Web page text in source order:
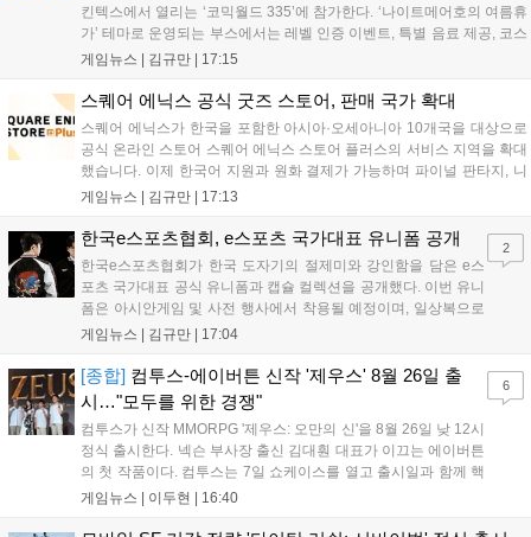
킨텍스에서 열리는 ‘코믹월드 335’에 참가한다. ‘나이트메어호의 여름휴
가’ 테마로 운영되는 부스에서는 레벨 인증 이벤트, 특별 음료 제공, 코스
프레 모델 포토존 등 다채로운 행사가 진행된다. 유명 코스어 7인이 캐릭
세한 정보는 공식 커뮤니티에서 확인 가능하다....
게임뉴스 | 김규만 | 17:15
스퀘어 에닉스 공식 굿즈 스토어, 판매 국가 확대
스퀘어 에닉스가 한국을 포함한 아시아·오세아니아 10개국을 대상으로
공식 온라인 스토어 스퀘어 에닉스 스토어 플러스의 서비스 지역을 확대
했습니다. 이제 한국어 지원과 원화 결제가 가능하며 파이널 판타지, 니
어 등 주요 게임의 피규어, 굿즈를 구매할 수 있습니다. 신상품이 순차적
용 가능합니다....
게임뉴스 | 김규만 | 17:13
한국e스포츠협회, e스포츠 국가대표 유니폼 공개
한국e스포츠협회가 한국 도자기의 절제미와 강인함을 담은 e스
포츠 국가대표 공식 유니폼과 캡슐 컬렉션을 공개했다. 이번 유니
폼은 아시안게임 및 사전 행사에서 착용될 예정이며, 일상복으로
구성된 컬렉션은 오는 8월 28일부터 골스튜디오 공식 홈페이지
서는 대회 규정에 따라 별도의 유니폼을 착용할 계획이다....
게임뉴스 | 김규만 | 17:04
2
[종합] 컴투스-에이버튼 신작 '제우스' 8월 26일 출
시…"모두를 위한 경쟁"
컴투스가 신작 MMORPG '제우스: 오만의 신'을 8월 26일 낮 12시
정식 출시한다. 넥슨 부사장 출신 김대훤 대표가 이끄는 에이버튼
의 첫 작품이다. 컴투스는 7일 쇼케이스를 열고 출시일과 함께 핵
심 콘텐츠, 유료화 정책, 운영 방향을 공개했다. 캐릭터명 선점은
게임뉴스 | 이두현 | 16:40
6